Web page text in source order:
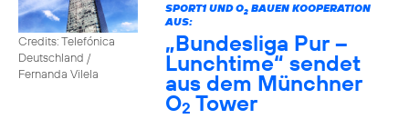
Credits: Telefónica
Deutschland /
Fernanda Vilela
SPORT1 UND O2BAUEN KOOPERATION
AUS:
„Bundesliga Pur –
Lunchtime“ sendet
aus dem Münchner
O2 Tower